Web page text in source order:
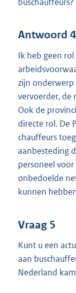
Antwoord 4
Ik heb geen
zijn onderwerp
vervoerder, de
Ook de
directe rol. De
chauffeurs
aanbesteding
personeel
onbedoelde
kunnen
Vraag 5
Kunt u een
aan
Nederland